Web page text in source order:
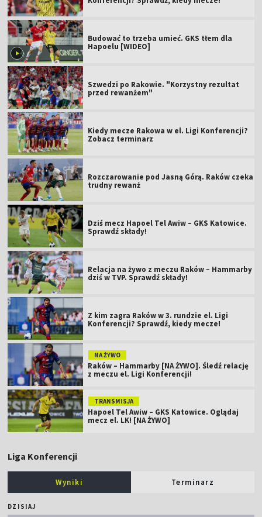
Budować to trzeba umieć. GKS tłem dla
Hapoelu [WIDEO]
Szwedzi po Rakowie. "Korzystny rezultat
przed rewanżem"
Kiedy mecze Rakowa w el. Ligi Konferencji?
Zobacz terminarz
Rozczarowanie pod Jasną Górą. Raków czeka
trudny rewanż
Dziś mecz Hapoel Tel Awiw – GKS Katowice.
Sprawdź składy!
Relacja na żywo z meczu Raków – Hammarby
dziś w TVP. Sprawdź składy!
Z kim zagra Raków w 3. rundzie el. Ligi
Konferencji? Sprawdź, kiedy mecze!
NA ŻYWO
Raków – Hammarby [NA ŻYWO]. Śledź relację
z meczu el. Ligi Konferencji!
TRANSMISJA
Hapoel Tel Awiw – GKS Katowice. Oglądaj
mecz el. LK! [NA ŻYWO]
Liga Konferencji
Wyniki Terminarz
DZISIAJ